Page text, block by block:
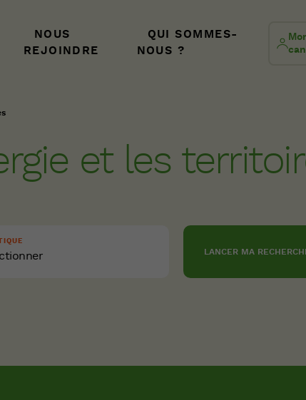
NOUS
REJOINDRE
QUI SOMMES-
NOUS ?
et les